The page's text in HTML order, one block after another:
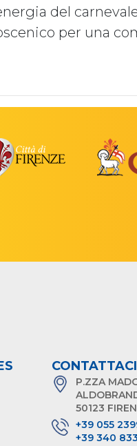
del
per una
CONTATTACI
P.ZZA
50123
+39 055
+39 340